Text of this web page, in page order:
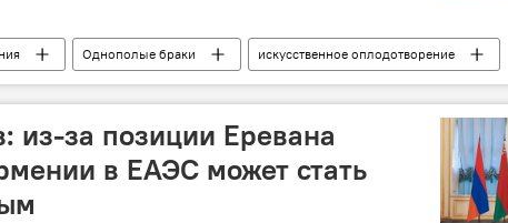
Однополые браки искусственное оплодотворение
из-за позиции Еревана
в ЕАЭС может стать